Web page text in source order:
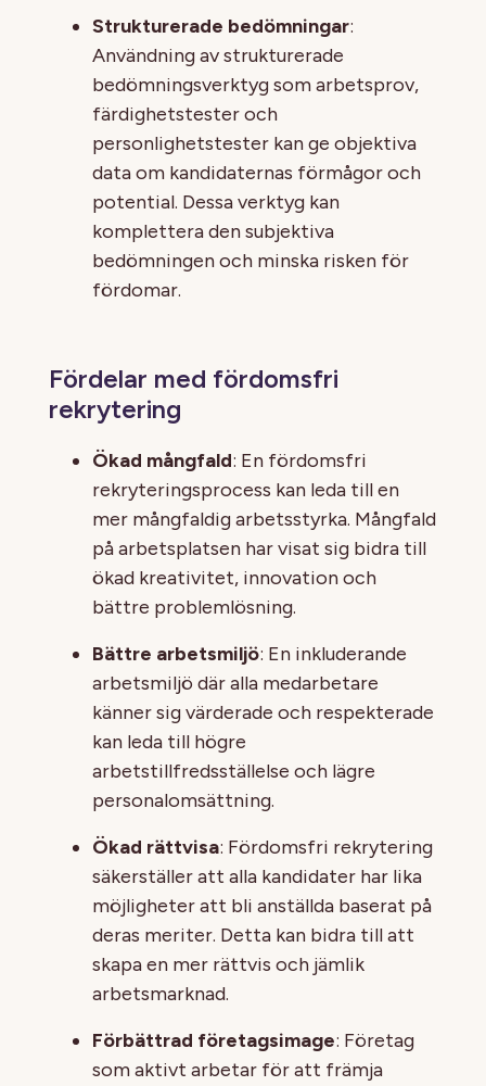
Strukturerade bedömningar:
Användning av strukturerade
bedömningsverktyg som arbetsprov,
färdighetstester och
personlighetstester kan ge objektiva
data om kandidaternas förmågor och
potential. Dessa verktyg kan
komplettera den subjektiva
bedömningen och minska risken för
fördomar.
Fördelar med fördomsfri
rekrytering
Ökad mångfald: En fördomsfri
rekryteringsprocess kan leda till en
mer mångfaldig arbetsstyrka. Mångfald
på arbetsplatsen har visat sig bidra till
ökad kreativitet, innovation och
bättre problemlösning.
Bättre arbetsmiljö: En inkluderande
arbetsmiljö där alla medarbetare
känner sig värderade och respekterade
kan leda till högre
arbetstillfredsställelse och lägre
personalomsättning.
Ökad rättvisa: Fördomsfri rekrytering
säkerställer att alla kandidater har lika
möjligheter att bli anställda baserat på
deras meriter. Detta kan bidra till att
skapa en mer rättvis och jämlik
arbetsmarknad.
Förbättrad företagsimage: Företag
som aktivt arbetar för att främja